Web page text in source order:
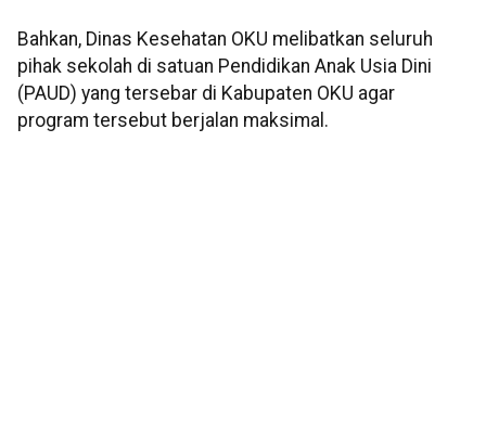
Bahkan, Dinas Kesehatan OKU melibatkan seluruh
pihak sekolah di satuan Pendidikan Anak Usia Dini
(PAUD) yang tersebar di Kabupaten OKU agar
program tersebut berjalan maksimal.